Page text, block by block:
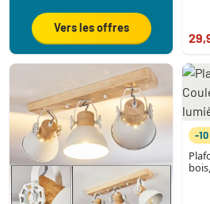
Vers les offres
-10